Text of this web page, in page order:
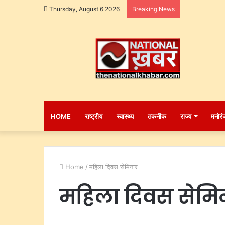
Thursday, August 6 2026 Breaking News
HOME राष्ट्रीय स्वास्थ्य तकनीक राज्य
Home / महिला दिवस सेमिनार
महिला दिवस